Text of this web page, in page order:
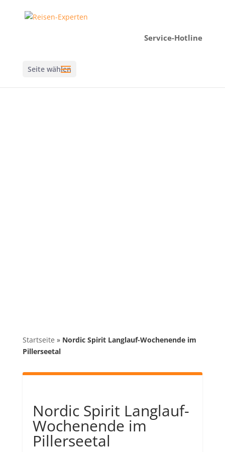
Service-Hotline
Seite wählen
Startseite » Nordic Spirit Langlauf-Wochenende im
Pillerseetal
Nordic Spirit Langlauf-
Wochenende im
Pillerseetal